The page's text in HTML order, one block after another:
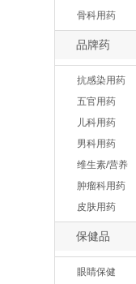
骨科用药
品牌药
抗感染用药
五官用药
儿科用药
男科用药
维生素/营养
肿瘤科用药
皮肤用药
保健品
眼睛保健